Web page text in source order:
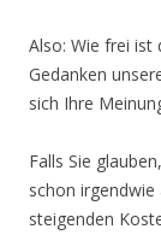
Also: Wie frei ist
Gedanken
sich Ihre
Falls Sie
schon irgendwie
steigenden